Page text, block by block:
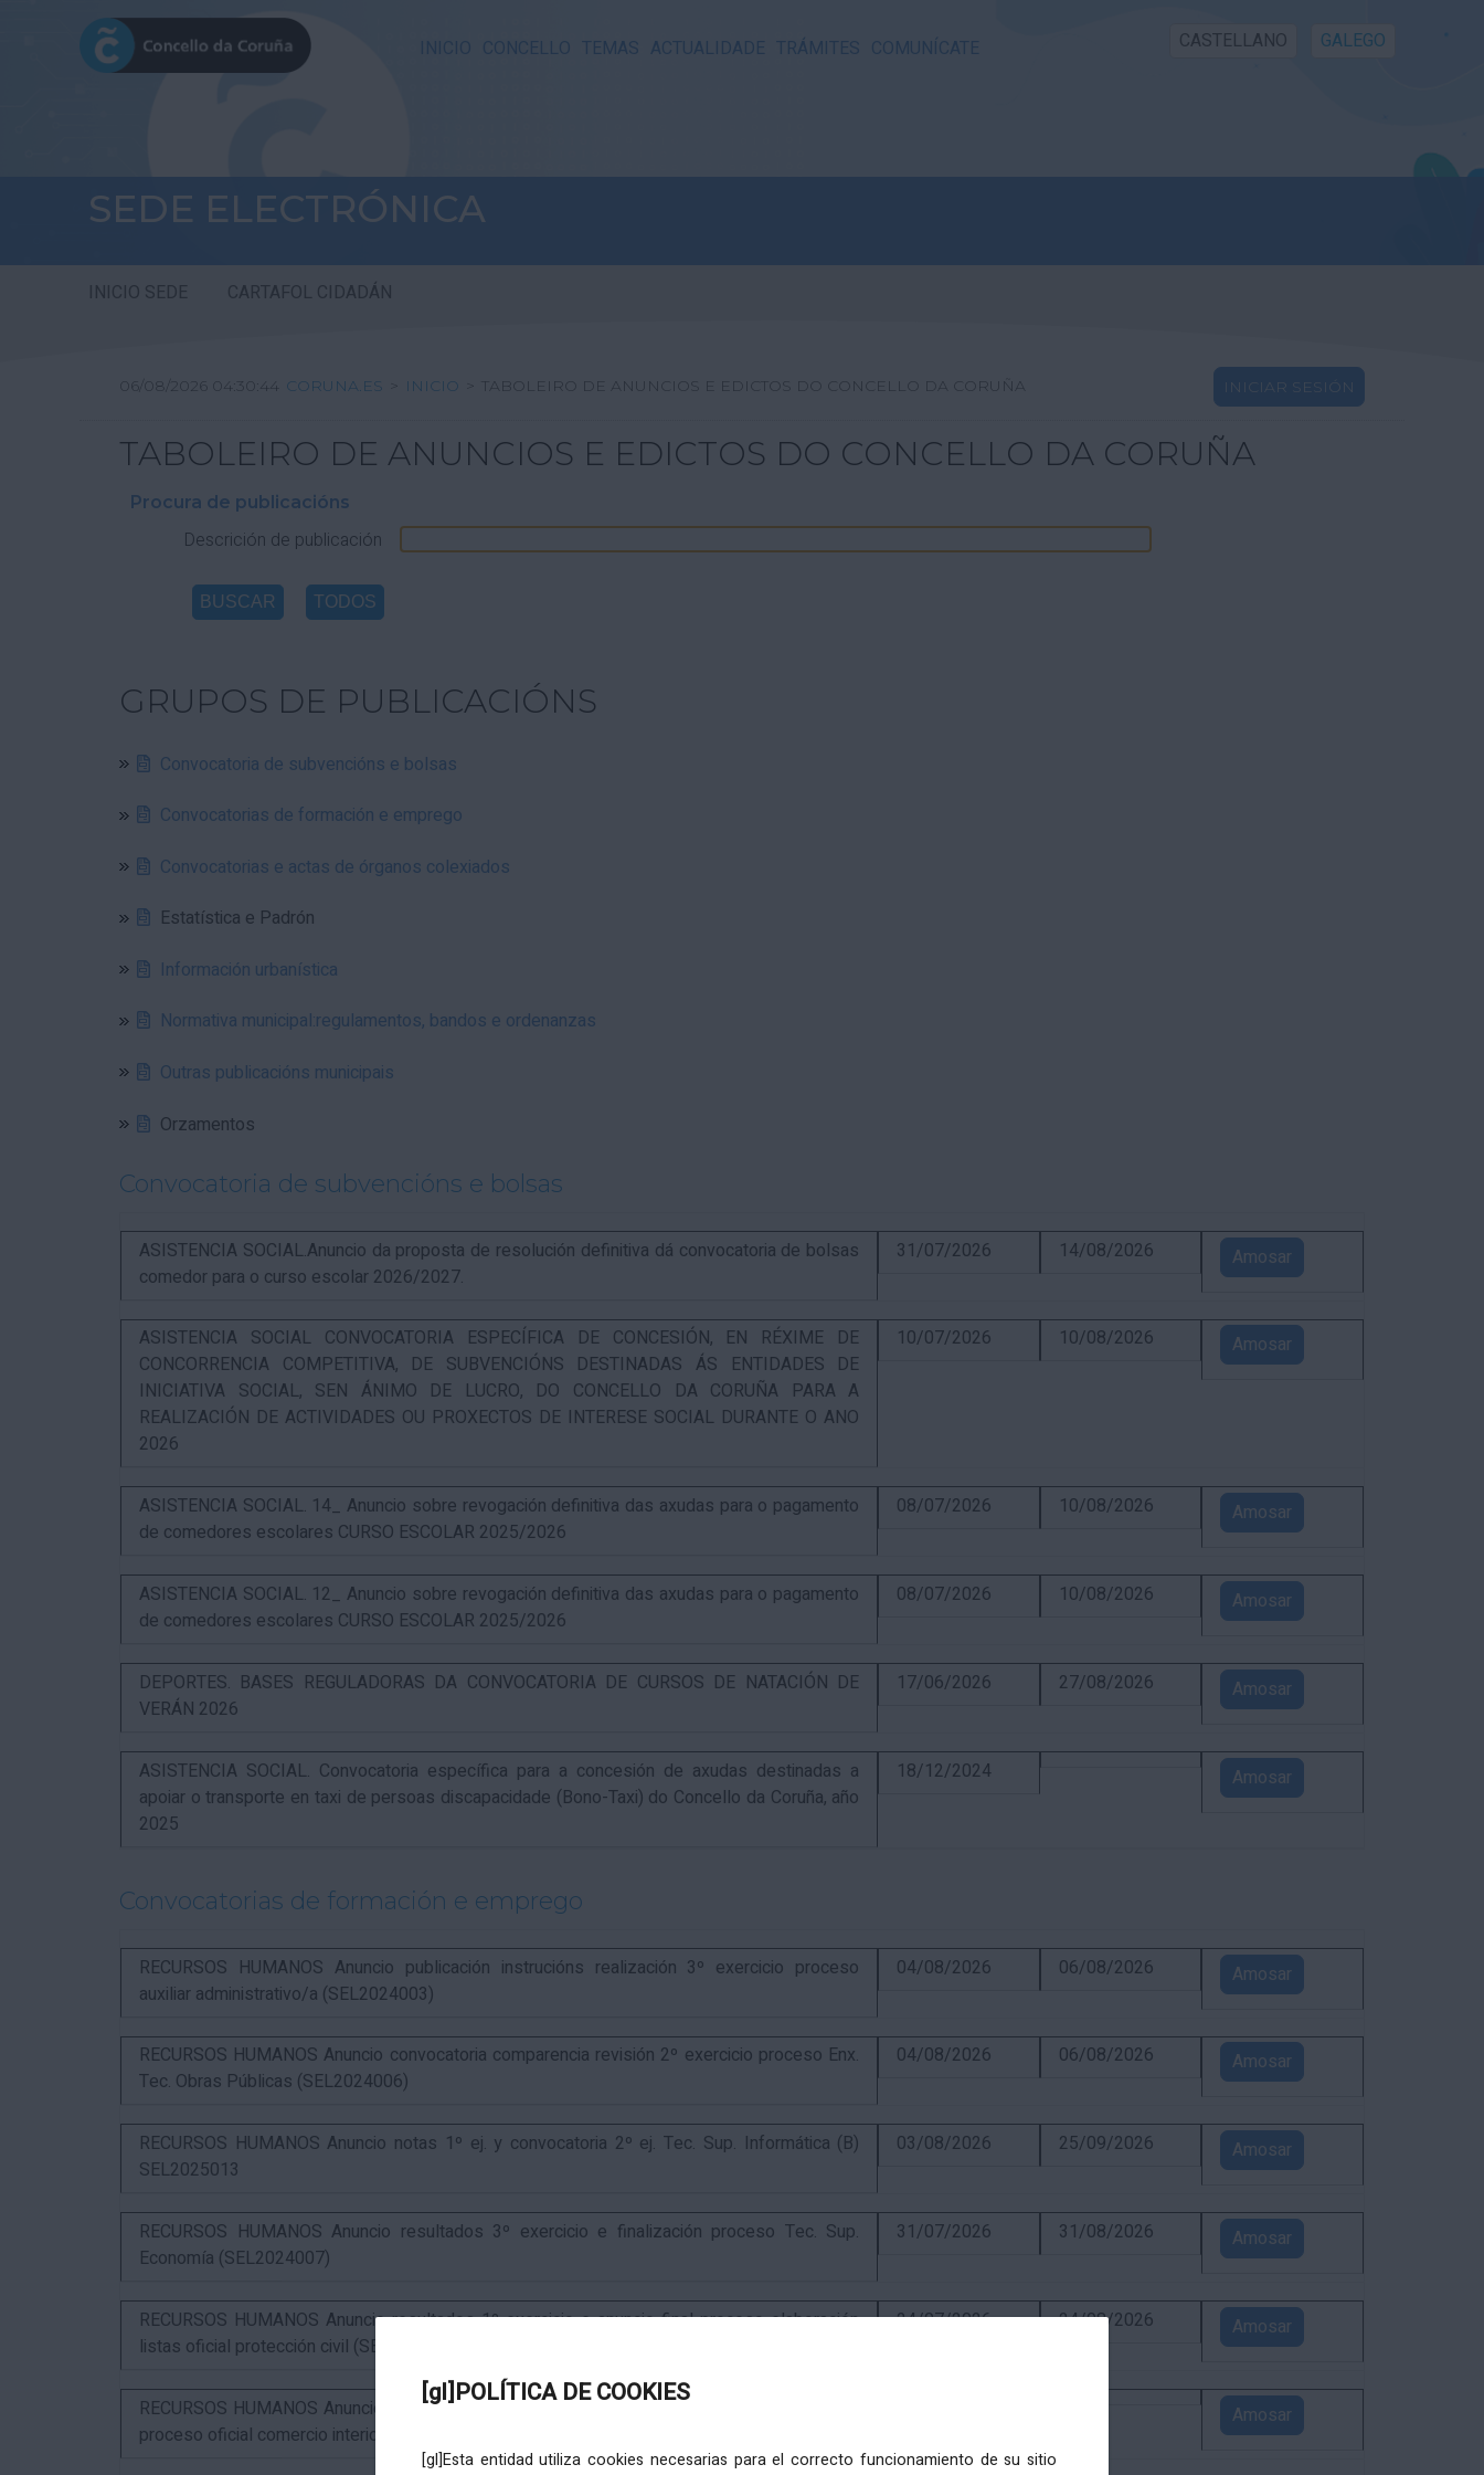
INICIO CONCELLO TEMAS ACTUALIDADE TRÁMITES COMUNÍCATE CASTELLANO GALEGO
SEDE ELECTRÓNICA
INICIO SEDE CARTAFOL CIDADÁN
[gl]POLÍTICA DE COOKIES
[gl]Esta entidad utiliza cookies necesarias para el correcto funcionamiento de su sitio
06/08/2026 04:30:45 CORUNA.ES INICIO TABOLEIRO DE ANUNCIOS E EDICTOS DO CONCELLO DA CORUÑA INICIAR SESIÓN
TABOLEIRO DE ANUNCIOS E EDICTOS DO CONCELLO DA CORUÑA
Procura de publicacións
Descrición de publicación
GRUPOS DE PUBLICACIÓNS
Convocatoria de subvencións e bolsas
Convocatorias de formación e emprego
Convocatorias e actas de órganos colexiados
Estatística e Padrón
Información urbanística
Normativa municipal:regulamentos, bandos e ordenanzas
Outras publicacións municipais
Orzamentos
Convocatoria de subvencións e bolsas
ASISTENCIA SOCIAL.Anuncio da proposta de resolución definitiva dá convocatoria de bolsas
comedor para o curso escolar 2026/2027.
31/07/2026 14/08/2026 Amosar
ASISTENCIA SOCIAL CONVOCATORIA ESPECÍFICA DE CONCESIÓN, EN RÉXIME DE
CONCORRENCIA COMPETITIVA, DE SUBVENCIÓNS DESTINADAS ÁS ENTIDADES DE
INICIATIVA SOCIAL, SEN ÁNIMO DE LUCRO, DO CONCELLO DA CORUÑA PARA A
REALIZACIÓN DE ACTIVIDADES OU PROXECTOS DE INTERESE SOCIAL DURANTE O ANO
2026
10/07/2026 10/08/2026 Amosar
ASISTENCIA SOCIAL. 14_ Anuncio sobre revogación definitiva das axudas para o pagamento
de comedores escolares CURSO ESCOLAR 2025/2026
08/07/2026 10/08/2026 Amosar
ASISTENCIA SOCIAL. 12_ Anuncio sobre revogación definitiva das axudas para o pagamento
de comedores escolares CURSO ESCOLAR 2025/2026
08/07/2026 10/08/2026 Amosar
DEPORTES. BASES REGULADORAS DA CONVOCATORIA DE CURSOS DE NATACIÓN DE
VERÁN 2026
17/06/2026 27/08/2026 Amosar
ASISTENCIA SOCIAL. Convocatoria específica para a concesión de axudas destinadas a
apoiar o transporte en taxi de persoas discapacidade (Bono-Taxi) do Concello da Coruña, año
2025
18/12/2024 Amosar
Convocatorias de formación e emprego
RECURSOS HUMANOS Anuncio publicación instrucións realización 3º exercicio proceso
auxiliar administrativo/a (SEL2024003)
04/08/2026 06/08/2026 Amosar
RECURSOS HUMANOS Anuncio convocatoria comparencia revisión 2º exercicio proceso Enx.
Tec. Obras Públicas (SEL2024006)
04/08/2026 06/08/2026 Amosar
RECURSOS HUMANOS Anuncio notas 1º ej. y convocatoria 2º ej. Tec. Sup. Informática (B)
SEL2025013
03/08/2026 25/09/2026 Amosar
RECURSOS HUMANOS Anuncio resultados 3º exercicio e finalización proceso Tec. Sup.
Economía (SEL2024007)
31/07/2026 31/08/2026 Amosar
RECURSOS HUMANOS Anuncio resultados 1º exercicio e anuncio final proceso elaboración
listas oficial protección civil (SEL2026016)
24/07/2026 24/08/2026 Amosar
RECURSOS HUMANOS Anuncio resultados 2º exercicio e puntuación provisional de concurso
proceso oficial comercio interior (SEL2023015
Amosar